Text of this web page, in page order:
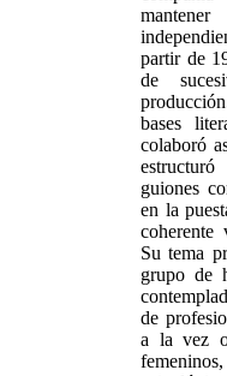
partir de
de
bases
colaboró
guiones
en la
coherente
Su tema
grupo de
de
a la vez